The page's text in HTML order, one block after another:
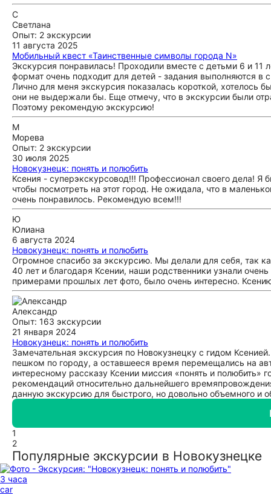
С
Светлана
Опыт: 2 экскурсии
11 августа 2025
Мобильный квест «Таинственные символы города N»
Экскурсия понравилась! Проходили вместе с детьми 6 и 11
формат очень подходит для детей - задания выполняются в
Лично для меня экскурсия показалась короткой, хотелось
они не выдержали бы. Еще отмечу, что в экскурсии были
Поэтому рекомендую экскурсию!
М
Морева
Опыт: 2 экскурсии
30 июля 2025
Новокузнецк: понять и полюбить
Ксения - суперэкскурсовод!!! Профессионал своего дела!
чтобы посмотреть на этот город. Не ожидала, что в
очень понравилось. Рекомендую всем!!!
Ю
Юлиана
6 августа 2024
Новокузнецк: понять и полюбить
Огромное спасибо за экскурсию. Мы делали для себя, так
40 лет и благодаря Ксении, наши родственники узнали
примерами прошлых лет фото, было очень интересно.
Александр
Опыт: 163 экскурсии
21 января 2024
Новокузнецк: понять и полюбить
Замечательная экскурсия по Новокузнецку с гидом
пешком по городу, а оставшееся время перемещались на
интересному рассказу Ксении миссия «понять и
рекомендаций относительно дальнейшего
данную экскурсию для быстрого, но довольно объемного и
1
2
Популярные экскурсии в Новокузнецке
3 часа
car